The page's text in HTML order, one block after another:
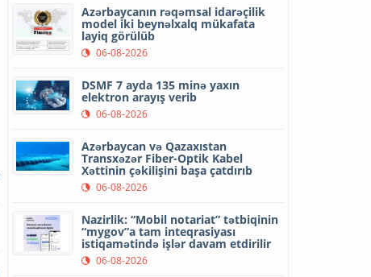
Azərbaycanın rəqəmsal idarəçilik
model iki beynəlxalq mükafata
layiq görülüb
06-08-2026
DSMF 7 ayda 135 minə yaxın
elektron arayış verib
06-08-2026
Azərbaycan və Qazaxıstan
Transxəzər Fiber-Optik Kabel
Xəttinin çəkilişini başa çatdırıb
06-08-2026
Nazirlik: “Mobil notariat” tətbiqinin
“mygov”a tam inteqrasiyası
istiqamətində işlər davam etdirilir
06-08-2026